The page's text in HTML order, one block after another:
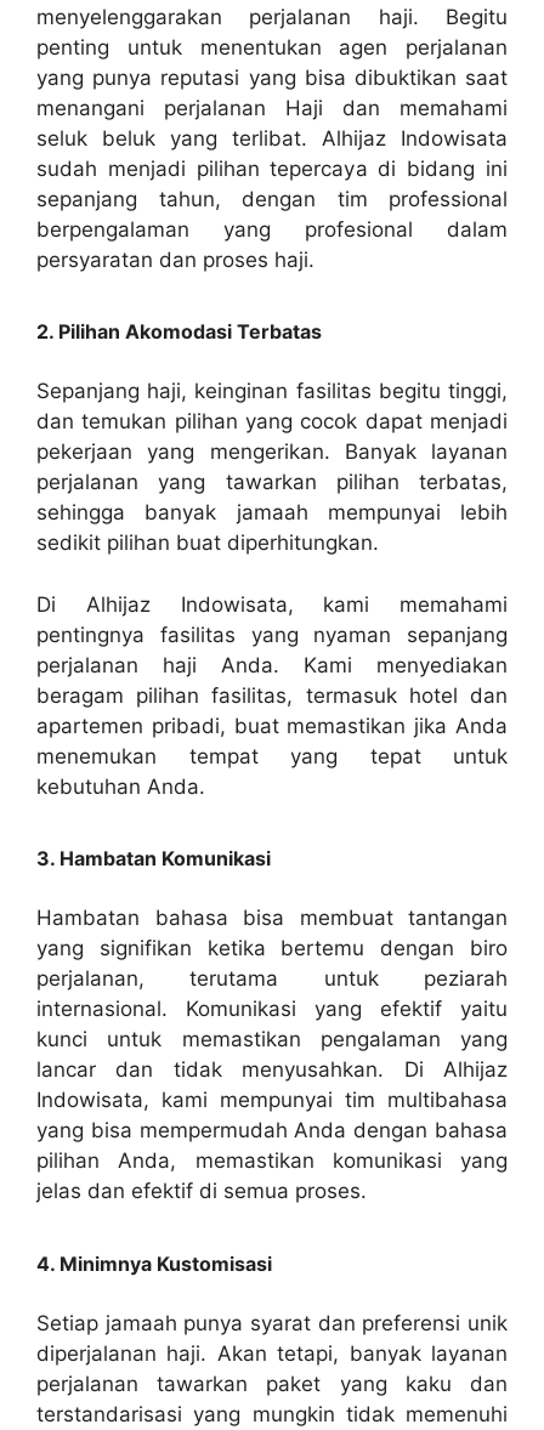
menyelenggarakan perjalanan haji. Begitu
penting untuk menentukan agen perjalanan
yang punya reputasi yang bisa dibuktikan saat
menangani perjalanan Haji dan memahami
seluk beluk yang terlibat. Alhijaz Indowisata
sudah menjadi pilihan tepercaya di bidang ini
sepanjang tahun, dengan tim professional
berpengalaman yang profesional dalam
persyaratan dan proses haji.
2. Pilihan Akomodasi Terbatas
Sepanjang haji, keinginan fasilitas begitu tinggi,
dan temukan pilihan yang cocok dapat menjadi
pekerjaan yang mengerikan. Banyak layanan
perjalanan yang tawarkan pilihan terbatas,
sehingga banyak jamaah mempunyai lebih
sedikit pilihan buat diperhitungkan.
Di Alhijaz Indowisata, kami memahami
pentingnya fasilitas yang nyaman sepanjang
perjalanan haji Anda. Kami menyediakan
beragam pilihan fasilitas, termasuk hotel dan
apartemen pribadi, buat memastikan jika Anda
menemukan tempat yang tepat untuk
kebutuhan Anda.
3. Hambatan Komunikasi
Hambatan bahasa bisa membuat tantangan
yang signifikan ketika bertemu dengan biro
perjalanan, terutama untuk peziarah
internasional. Komunikasi yang efektif yaitu
kunci untuk memastikan pengalaman yang
lancar dan tidak menyusahkan. Di Alhijaz
Indowisata, kami mempunyai tim multibahasa
yang bisa mempermudah Anda dengan bahasa
pilihan Anda, memastikan komunikasi yang
jelas dan efektif di semua proses.
4. Minimnya Kustomisasi
Setiap jamaah punya syarat dan preferensi unik
diperjalanan haji. Akan tetapi, banyak layanan
perjalanan tawarkan paket yang kaku dan
terstandarisasi yang mungkin tidak memenuhi